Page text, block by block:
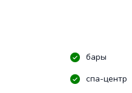
бары
спа-центр